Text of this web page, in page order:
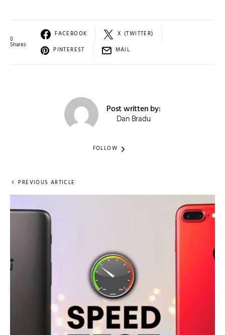
0
Shares
FACEBOOK
X (TWITTER)
PINTEREST
MAIL
Post written by:
Dan Bradu
FOLLOW
PREVIOUS ARTICLE